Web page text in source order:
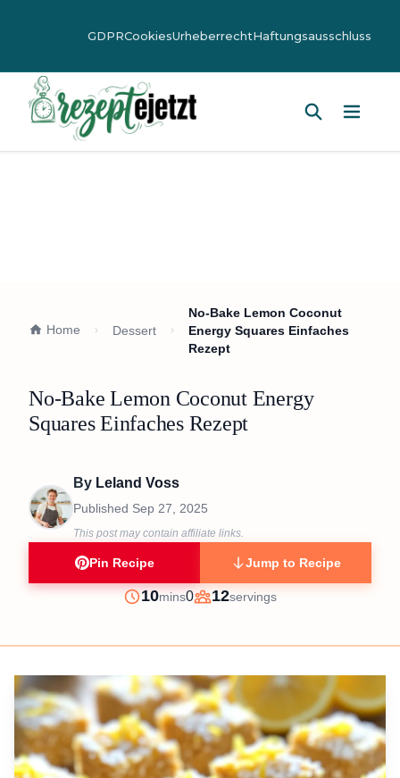
GDPRCookiesUrheberrechtHaftungsausschluss
Home Dessert
No-Bake Lemon Coconut
Energy Squares Einfaches
Rezept
No-Bake Lemon Coconut Energy
Squares Einfaches Rezept
By Leland Voss
Published Sep 27, 2025
This post may contain affiliate links.
Pin Recipe Jump to Recipe
Prep
10minutes
mins0
Servings
12servings